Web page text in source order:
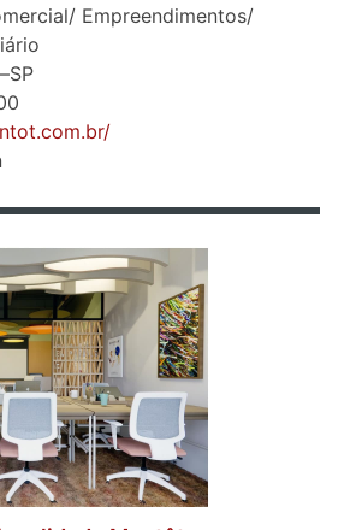
Empreendimentos/